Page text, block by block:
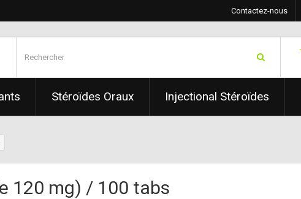
Contactez-nous
Stéroïdes Oraux Injectional Stéroïdes
120 mg) / 100 tabs